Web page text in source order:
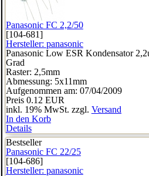
Panasonic FC 2,2/50
[104-681]
Hersteller: panasonic
Panasonic Low ESR Kondensator
Grad
Raster: 2,5mm
Abmessung: 5x11mm
Aufgenommen am: 07/04/2009
Preis 0.12 EUR
inkl. 19% MwSt. zzgl. Versand
In den Korb
Details
Bestseller
Panasonic FC 22/25
[104-686]
Hersteller: panasonic